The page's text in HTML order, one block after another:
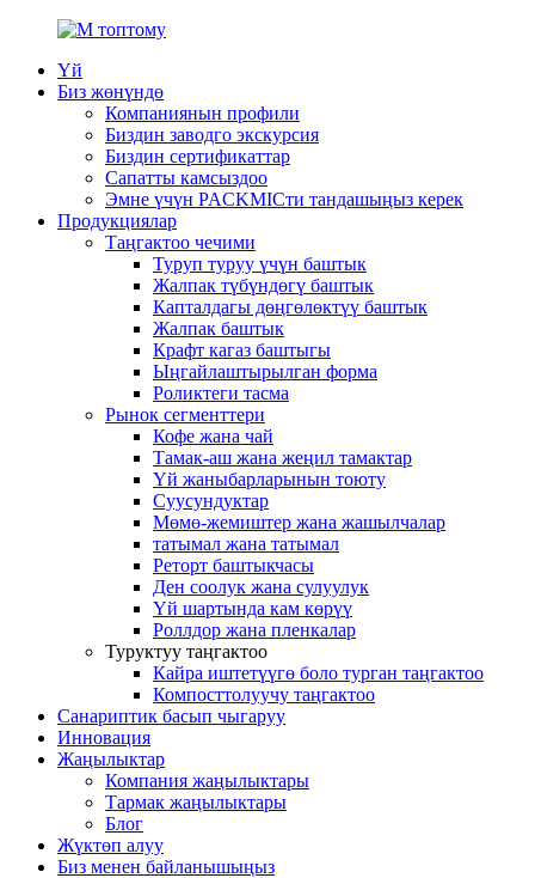
Үй
Биз жөнүндө
Компаниянын профили
Биздин заводго экскурсия
Биздин сертификаттар
Сапатты камсыздоо
Эмне үчүн PACKMICти тандашыңыз керек
Продукциялар
Таңгактоо чечими
Туруп туруу үчүн баштык
Жалпак түбүндөгү баштык
Капталдагы дөңгөлөктүү баштык
Жалпак баштык
Крафт кагаз баштыгы
Ыңгайлаштырылган форма
Роликтеги тасма
Рынок сегменттери
Кофе жана чай
Тамак-аш жана жеңил тамактар
Үй жаныбарларынын тоюту
Суусундуктар
Мөмө-жемиштер жана жашылчалар
татымал жана татымал
Реторт баштыкчасы
Ден соолук жана сулуулук
Үй шартында кам көрүү
Роллдор жана пленкалар
Туруктуу таңгактоо
Кайра иштетүүгө боло турган таңгактоо
Компосттолуучу таңгактоо
Санариптик басып чыгаруу
Инновация
Жаңылыктар
Компания жаңылыктары
Тармак жаңылыктары
Блог
Жүктөп алуу
Биз менен байланышыңыз